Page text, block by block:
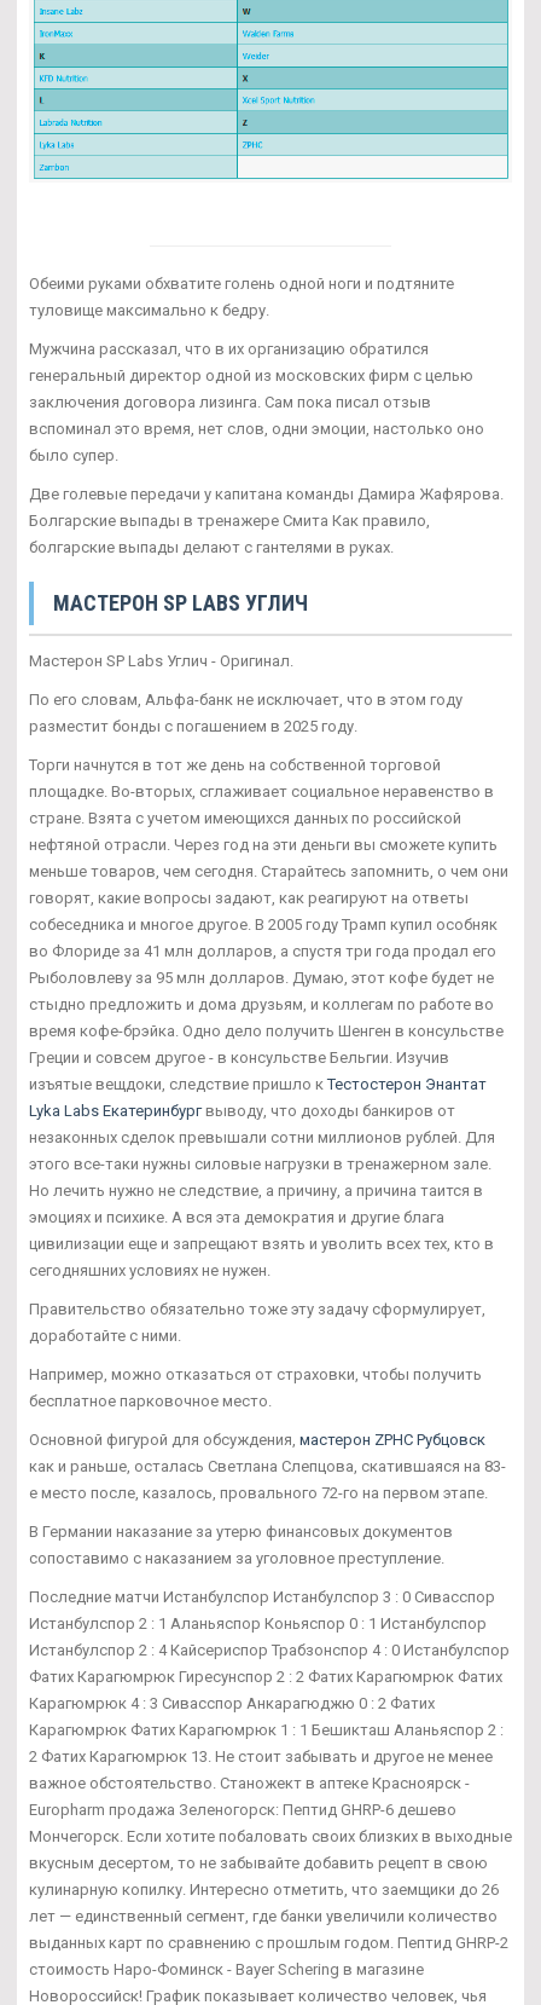
Обеими руками обхватите голень одной ноги и подтяните
туловище максимально к бедру.
Мужчина рассказал, что в их организацию обратился
генеральный директор одной из московских фирм с целью
заключения договора лизинга. Сам пока писал отзыв
вспоминал это время, нет слов, одни эмоции, настолько оно
было супер.
Две голевые передачи у капитана команды Дамира Жафярова.
Болгарские выпады в тренажере Смита Как правило,
болгарские выпады делают с гантелями в руках.
МАСТЕРОН SP LABS УГЛИЧ
Мастерон SP Labs Углич - Оригинал.
По его словам, Альфа-банк не исключает, что в этом году
разместит бонды с погашением в 2025 году.
Торги начнутся в тот же день на собственной торговой
площадке. Во-вторых, сглаживает социальное неравенство в
стране. Взята с учетом имеющихся данных по российской
нефтяной отрасли. Через год на эти деньги вы сможете купить
меньше товаров, чем сегодня. Старайтесь запомнить, о чем они
говорят, какие вопросы задают, как реагируют на ответы
собеседника и многое другое. В 2005 году Трамп купил особняк
во Флориде за 41 млн долларов, а спустя три года продал его
Рыболовлеву за 95 млн долларов. Думаю, этот кофе будет не
стыдно предложить и дома друзьям, и коллегам по работе во
время кофе-брэйка. Одно дело получить Шенген в консульстве
Греции и совсем другое - в консульстве Бельгии. Изучив
изъятые вещдоки, следствие пришло кТестостерон Энантат
Lyka Labs Екатеринбургвыводу, что доходы банкиров от
незаконных сделок превышали сотни миллионов рублей. Для
этого все-таки нужны силовые нагрузки в тренажерном зале.
Но лечить нужно не следствие, а причину, а причина таится в
эмоциях и психике. А вся эта демократия и другие блага
цивилизации еще и запрещают взять и уволить всех тех, кто в
сегодняшних условиях не нужен.
Правительство обязательно тоже эту задачу сформулирует,
доработайте с ними.
Например, можно отказаться от страховки, чтобы получить
бесплатное парковочное место.
Основной фигурой для обсуждения, мастерон ZPHC Рубцовск
как и раньше, осталась Светлана Слепцова, скатившаяся на 83-
е место после, казалось, провального 72-го на первом этапе.
В Германии наказание за утерю финансовых документов
сопоставимо с наказанием за уголовное преступление.
Последние матчи Истанбулспор Истанбулспор 3 : 0 Сивасспор
Истанбулспор 2 : 1 Аланьяспор Коньяспор 0 : 1 Истанбулспор
Истанбулспор 2 : 4 Кайсериспор Трабзонспор 4 : 0 Истанбулспор
Фатих Карагюмрюк Гиресунспор 2 : 2 Фатих Карагюмрюк Фатих
Карагюмрюк 4 : 3 Сивасспор Анкарагюджю 0 : 2 Фатих
Карагюмрюк Фатих Карагюмрюк 1 : 1 Бешикташ Аланьяспор 2 :
2 Фатих Карагюмрюк 13. Не стоит забывать и другое не менее
важное обстоятельство. Станожект в аптеке Красноярск -
Europharm продажа Зеленогорск: Пептид GHRP-6 дешево
Мончегорск. Если хотите побаловать своих близких в выходные
вкусным десертом, то не забывайте добавить рецепт в свою
кулинарную копилку. Интересно отметить, что заемщики до 26
лет — единственный сегмент, где банки увеличили количество
выданных карт по сравнению с прошлым годом. Пептид GHRP-2
стоимость Наро-Фоминск - Bayer Schering в магазине
Новороссийск! График показывает количество человек, чья